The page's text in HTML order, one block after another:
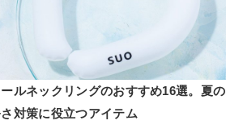
ルネックリングのおすすめ16選。夏の
対策に役立つアイテム